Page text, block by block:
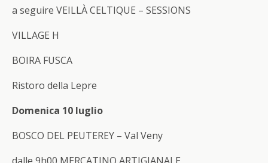
a seguire VEILLÀ CELTIQUE – SESSIONS
VILLAGE H
BOIRA FUSCA
Ristoro della Lepre
Domenica 10 luglio
BOSCO DEL PEUTEREY – Val Veny